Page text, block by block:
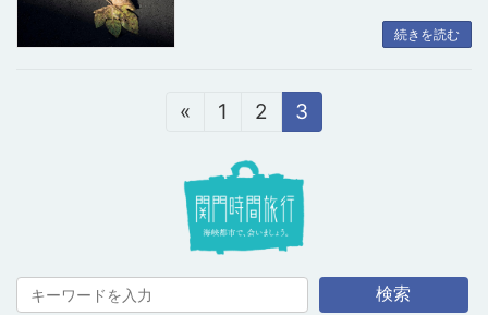
続きを読む
り
«
固
ペ
ー
ジ
1
固
ペ
ー
ジ
2
固
定
ー
ジ
3
検索